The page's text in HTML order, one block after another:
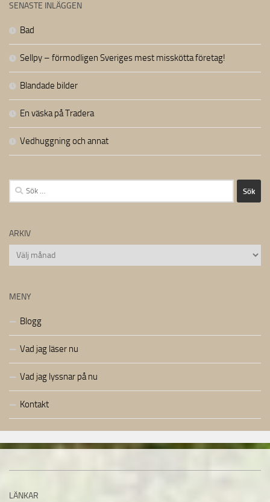
SENASTE INLÄGGEN
Bad
Sellpy – förmodligen Sveriges mest misskötta företag!
Blandade bilder
En väska på Tradera
Vedhuggning och annat
Sök
efter:
ARKIV
Arkiv
MENY
Blogg
Vad jag läser nu
Vad jag lyssnar på nu
Kontakt
LÄNKAR